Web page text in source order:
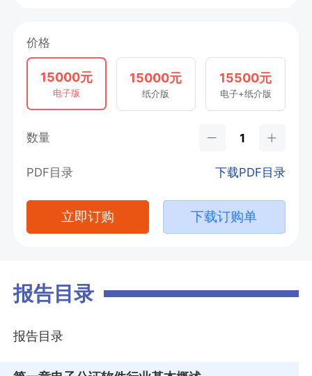
价格
15000元
电子版
15000元
纸介版
15500元
电子+纸介版
数量
PDF目录 下载PDF目录
立即订购 下载订购单
报告目录
报告目录